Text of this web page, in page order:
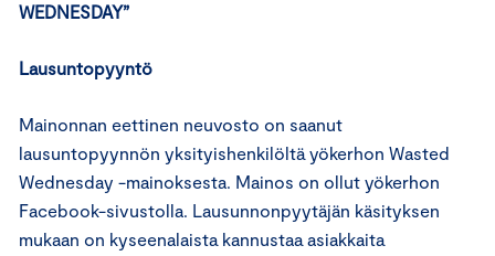
WEDNESDAY”
Lausuntopyyntö
Mainonnan eettinen neuvosto on saanut
lausuntopyynnön yksityishenkilöltä yökerhon Wasted
Wednesday -mainoksesta. Mainos on ollut yökerhon
Facebook-sivustolla. Lausunnonpyytäjän käsityksen
mukaan on kyseenalaista kannustaa asiakkaita